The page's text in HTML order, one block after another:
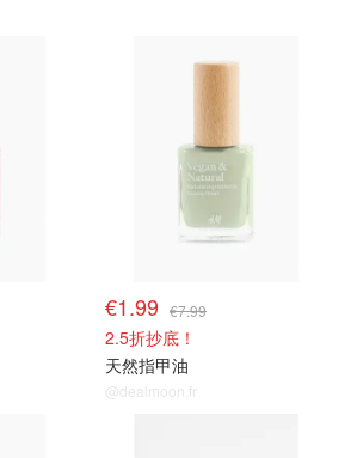
€1.99 €7.99
2.5折抄底！
天然指甲油
@dealmoon.fr